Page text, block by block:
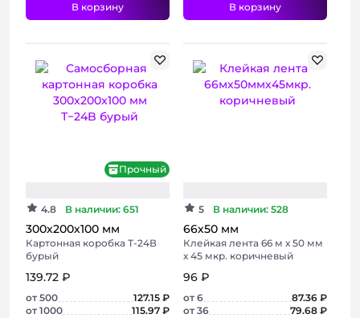
В корзину В корзину
Прочный
4.8 В наличии: 651
300х200х100 мм
Картонная коробка Т-24В
бурый
139.72 ₽
от 500
127.15 ₽
от 1000
115.97 ₽
5 В наличии: 528
66х50 мм
Клейкая лента 66 м х 50 мм
х 45 мкр. коричневый
96 ₽
от 6
87.36 ₽
от 36
79.68 ₽